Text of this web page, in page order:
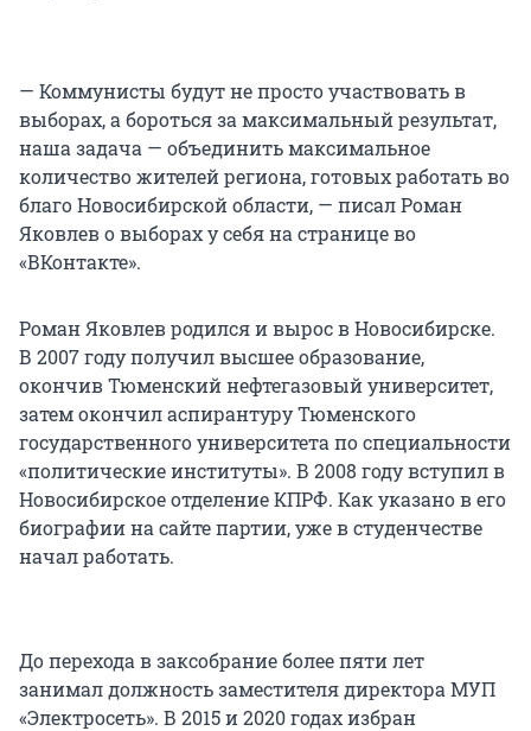
— Коммунисты будут не просто участвовать в
выборах, а бороться за максимальный результат,
наша задача — объединить максимальное
количество жителей региона, готовых работать во
благо Новосибирской области, — писал Роман
Яковлев о выборах у себя на странице во
«ВКонтакте».
Роман Яковлев родился и вырос в Новосибирске.
В 2007 году получил высшее образование,
окончив Тюменский нефтегазовый университет,
затем окончил аспирантуру Тюменского
государственного университета по специальности
«политические институты». В 2008 году вступил в
Новосибирское отделение КПРФ. Как указано в его
биографии на сайте партии, уже в студенчестве
начал работать.
До перехода в заксобрание более пяти лет
занимал должность заместителя директора МУП
«Электросеть». В 2015 и 2020 годах избран